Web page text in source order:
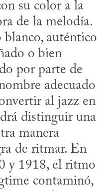
su color a la
de la melodía.
blanco, auténtico
o bien
por parte de
adecuado
al jazz en
distinguir una
manera
de ritmar. En
y 1918, el ritmo
contaminó,